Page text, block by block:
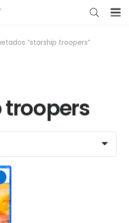
“starship troopers”